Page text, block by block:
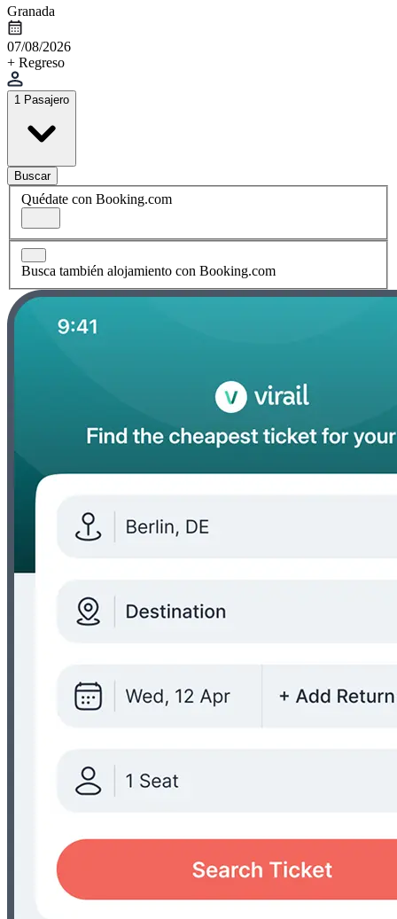
Granada
07/08/2026
+ Regreso
1 Pasajero
Buscar
Quédate con Booking.com
Busca también alojamiento con Booking.com